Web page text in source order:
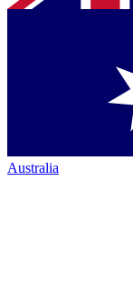
Australia